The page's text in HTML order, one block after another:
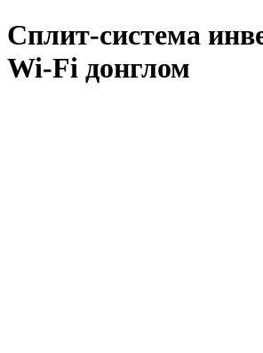
Сплит-система
Wi-Fi донглом